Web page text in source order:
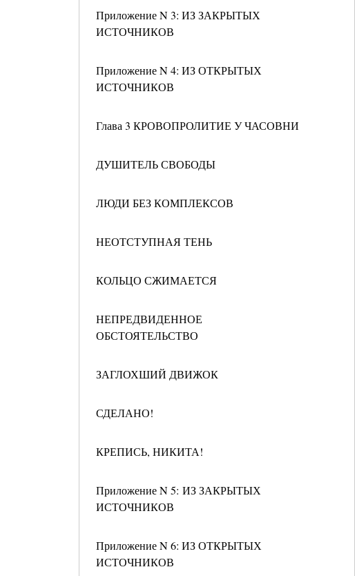
Приложение N 3: ИЗ ЗАКРЫТЫХ
ИСТОЧНИКОВ
Приложение N 4: ИЗ ОТКРЫТЫХ
ИСТОЧНИКОВ
Глава 3 КРОВОПРОЛИТИЕ У ЧАСОВНИ
ДУШИТЕЛЬ СВОБОДЫ
ЛЮДИ БЕЗ КОМПЛЕКСОВ
НЕОТСТУПНАЯ ТЕНЬ
КОЛЬЦО СЖИМАЕТСЯ
НЕПРЕДВИДЕННОЕ
ОБСТОЯТЕЛЬСТВО
ЗАГЛОХШИЙ ДВИЖОК
СДЕЛАНО!
КРЕПИСЬ, НИКИТА!
Приложение N 5: ИЗ ЗАКРЫТЫХ
ИСТОЧНИКОВ
Приложение N 6: ИЗ ОТКРЫТЫХ
ИСТОЧНИКОВ